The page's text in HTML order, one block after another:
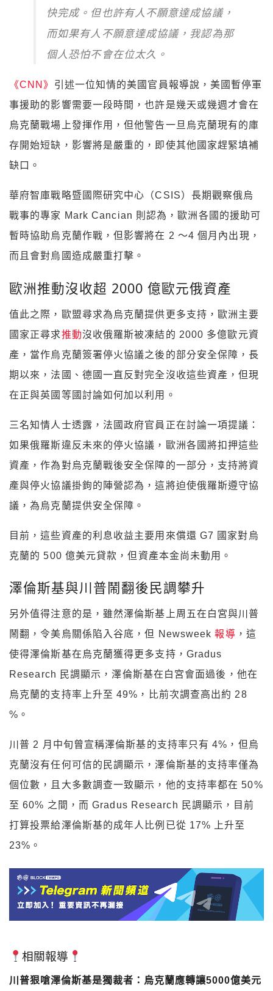
快完成。但也許有人不願意達成協議，
而如果有人不願意達成協議，我認為那
個人恐怕不會在位太久。
《CNN》 引述一位知情的美國官員報導說，美國暫停軍
事援助的影響需要一段時間，也許是幾天或幾週才會在
烏克蘭戰場上發揮作用，但他警告一旦烏克蘭現有的庫
存開始短缺，影響將是嚴重的，即使其他國家趕緊填補
缺口。
華府智庫戰略暨國際研究中心（CSIS）長期觀察俄烏
戰事的專家 Mark Cancian 則認為，歐洲各國的援助可
暫時協助烏克蘭作戰，但影響將在 2 ～4 個月內出現，
而且會對烏國造成嚴重打擊。
歐洲推動沒收超 2000 億歐元俄資產
值此之際，歐盟尋求為烏克蘭提供更多支持，歐洲主要
國家正尋求推動沒收俄羅斯被凍結的 2000 多億歐元資
產，當作烏克蘭簽署停火協議之後的部分安全保障，長
期以來，法國、德國一直反對完全沒收這些資產，但現
在正與英國等國討論如何加以利用。
三名知情人士透露，法國政府官員正在討論一項提議：
如果俄羅斯違反未來的停火協議，歐洲各國將扣押這些
資產，作為對烏克蘭戰後安全保障的一部分，支持將資
產與停火協議掛鉤的陣營認為，這將迫使俄羅斯遵守協
議，為烏克蘭提供安全保障。
目前，這些資產的利息收益主要用來償還 G7 國家對烏
克蘭的 500 億美元貸款，但資產本金尚未動用。
澤倫斯基與川普鬧翻後民調攀升
另外值得注意的是，雖然澤倫斯基上周五在白宮與川普
鬧翻，令美烏關係陷入谷底，但 Newsweek報導 ，這
使得澤倫斯基在烏克蘭獲得更多支持，Gradus
Research 民調顯示，澤倫斯基在白宮會面過後，他在
烏克蘭的支持率上升至 49%，比前次調查高出約 28
%。
川普 2 月中旬曾宣稱澤倫斯基的支持率只有 4%，但烏
克蘭沒有任何可信的民調顯示，澤倫斯基的支持率僅為
個位數，且大多數調查一致顯示，他的支持率都在 50%
至 60% 之間，而 Gradus Research 民調顯示，目前
打算投票給澤倫斯基的成年人比例已從 17% 上升至
23%。
相關報導
川普狠嗆澤倫斯基是獨裁者：烏克蘭應轉讓5000億美元